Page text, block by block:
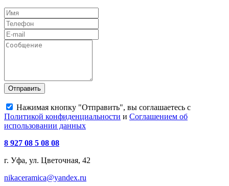
Отправить
Нажимая кнопку "Отправить", вы соглашаетесь с
Политикой конфиденциальности и Соглашением об
использовании данных
8 927 08 5 08 08
г. Уфа, ул. Цветочная, 42
nikaceramica@yandex.ru